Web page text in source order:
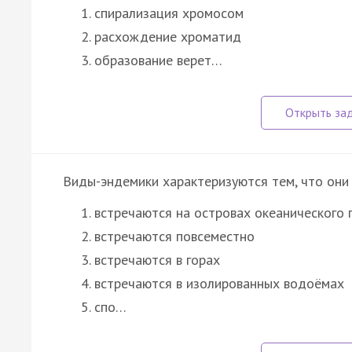
спирализация хромосом
расхождение хроматид
образование верет…
Виды-эндемики характеризуются тем, что они
встречаются на островах
встречаются повсеместно
встречаются в горах
встречаются в изолированных водоёмах
спо…